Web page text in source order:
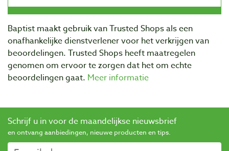
Baptist maakt gebruik van Trusted Shops als een
onafhankelijke dienstverlener voor het verkrijgen van
beoordelingen. Trusted Shops heeft maatregelen
genomen om ervoor te zorgen dat het om echte
beoordelingen gaat. Meer informatie
Schrijf u in voor de maandelijkse nieuwsbrief
en ontvang aanbiedingen, nieuwe producten en tips.